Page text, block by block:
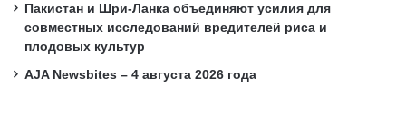
Пакистан и Шри-Ланка объединяют усилия для
совместных исследований вредителей риса и
плодовых культур
AJA Newsbites – 4 августа 2026 года